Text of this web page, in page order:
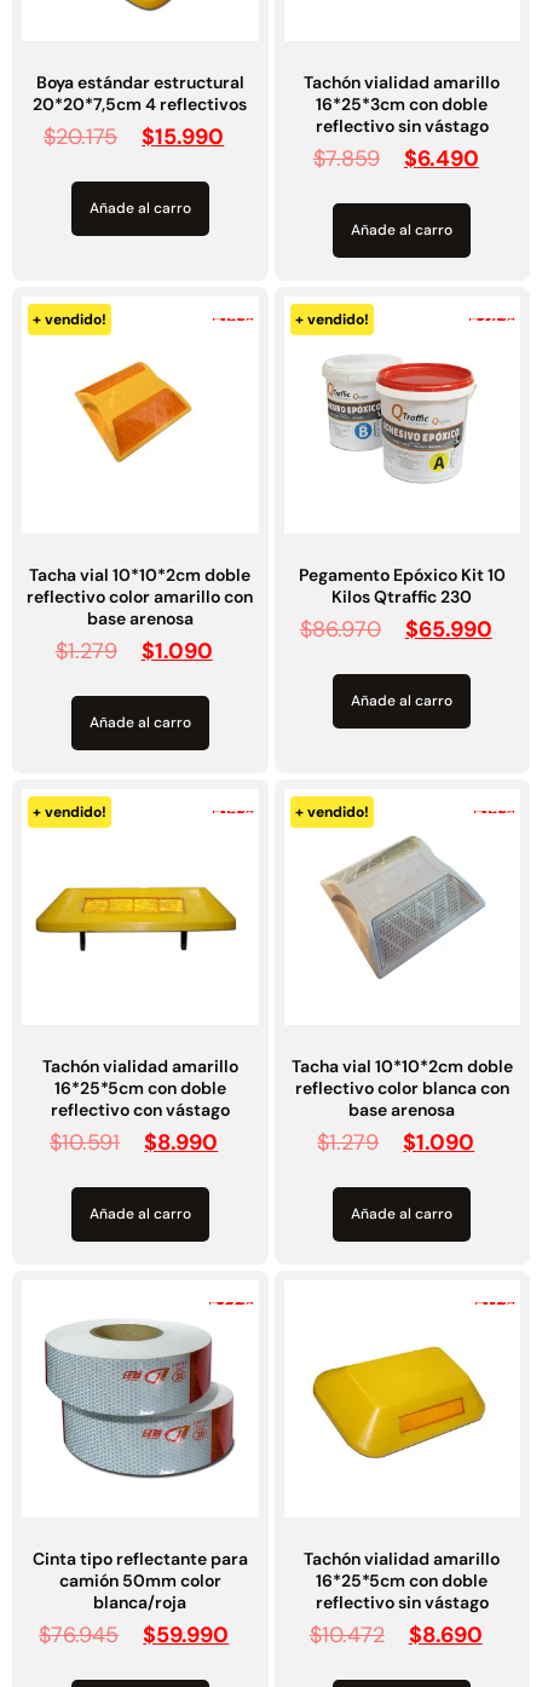
Boya estándar estructural
20*20*7,5cm 4 reflectivos
$20.175 $15.990
Añade al carro
Tachón vialidad amarillo
16*25*3cm con doble
reflectivo sin vástago
$7.859 $6.490
Añade al carro
+ vendido! -15%
Tacha vial 10*10*2cm doble
reflectivo color amarillo con
base arenosa
$1.279 $1.090
Añade al carro
+ vendido! -24%
Pegamento Epóxico Kit 10
Kilos Qtraffic 230
$86.970 $65.990
Añade al carro
+ vendido! -15%
Tachón vialidad amarillo
16*25*5cm con doble
reflectivo con vástago
$10.591 $8.990
Añade al carro
+ vendido! -15%
Tacha vial 10*10*2cm doble
reflectivo color blanca con
base arenosa
$1.279 $1.090
Añade al carro
-22%
Cinta tipo reflectante para
camión 50mm color
blanca/roja
$76.945 $59.990
-17%
Tachón vialidad amarillo
16*25*5cm con doble
reflectivo sin vástago
$10.472 $8.690